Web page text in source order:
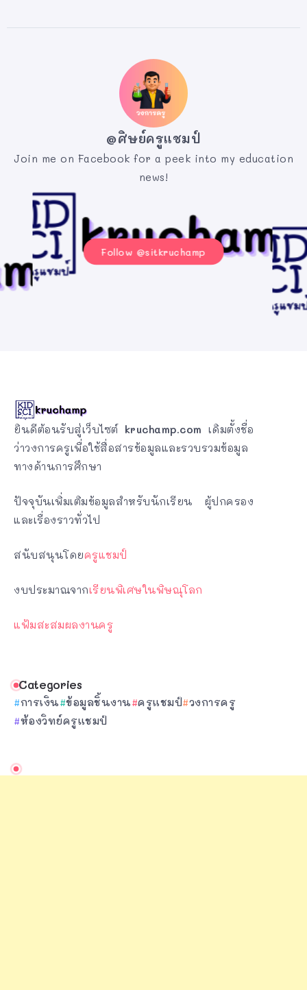
@ศิษย์ครูแชมป์
Join me on Facebook for a peek into my education
news!
Follow @sitkruchamp
ยินดีต้อนรับสู่เว็บไซต์ kruchamp.com เดิมตั้งชื่อ
ว่าวงการครูเพื่อใช้สื่อสารข้อมูลและรวบรวมข้อมูล
ทางด้านการศึกษา
ปัจจุบันเพิ่มเติมข้อมูลสำหรับนักเรียน ผู้ปกครอง
และเรื่องราวทั่วไป
สนับสนุนโดยครูแชมป์
งบประมาณจากเรียนพิเศษในพิษณุโลก
แฟ้มสะสมผลงานครู
Categories
การเงิน ข้อมูลชิ้นงาน ครูแชมป์ วงการครู
ห้องวิทย์ครูแชมป์